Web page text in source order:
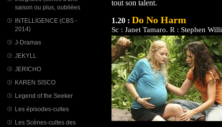
saison ou plus, oubliées
INTELLIGENCE (CBS -
2014)
J-Dramas
JEKYLL
JERICHO
KAREN SISCO
Legend of the Seeker
Les épisodes-cultes
Les Scènes-cultes des
tout son talent.
1.20 : Do No Harm
Sc : Janet Tamaro. R : Stephen